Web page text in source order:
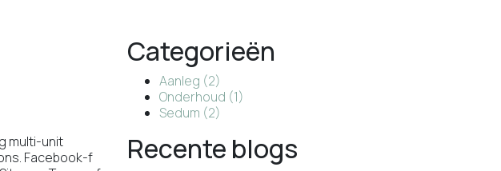
multi-unit
Facebook-f
Categorieën
Aanleg (2)
Onderhoud (1)
Sedum (2)
Recente blogs